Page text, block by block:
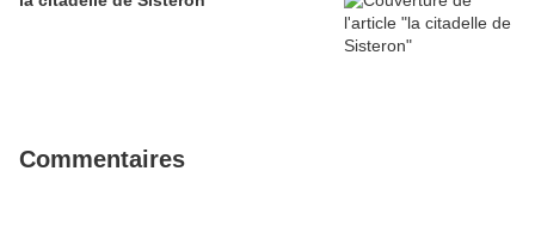
Commentaires